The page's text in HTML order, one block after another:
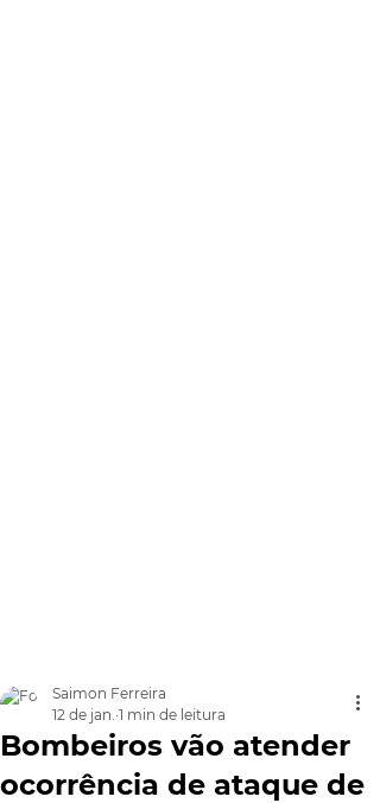
Bombeiros vão atender
ocorrência de ataque de
Saimon Ferreira
12 de jan. 1 min de leitura